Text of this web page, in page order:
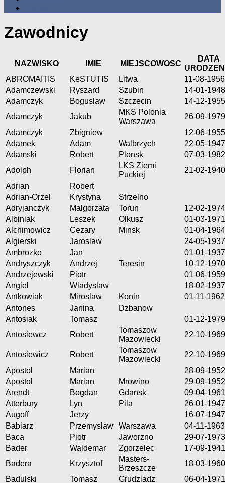
Zawodnicy
NAZWISKO IMIE MIEJSCOWOSC
DATA
ABROMAITIS
KeSTUTIS Litwa
11-08-1956
Adamczewski
Ryszard Szubin
14-01-1948
Adamczyk
Boguslaw Szczecin
14-12-1955
Adamczyk
Jakub
MKS Polonia
Warszawa
26-09-1979
Adamczyk
Zbigniew
12-06-1955
Adamek
Adam Walbrzych
22-05-1947
Adamski
Robert Plonsk
07-03-1982
Adolph
Florian
LKS Ziemi
Puckiej
21-02-1940
Adrian
Robert
Adrian-Orzel
Krystyna
Strzelno
Adryjanczyk
Malgorzata Torun
12-02-1974
Albiniak
Leszek Olkusz
01-03-1971
Alchimowicz
Cezary Minsk
01-04-1964
Algierski
Jaroslaw
24-05-1937
Ambrozko
Jan
01-01-1937
Andryszczyk
Andrzej Teresin
10-12-1970
Andrzejewski
Piotr
01-06-1959
Angiel
Wladyslaw
18-02-1937
Antkowiak
Miroslaw Konin
01-11-1962
Antones
Janina
Dzbanow
Antosiak
Tomasz
01-12-1979
Antosiewcz
Robert
Tomaszow
Mazowiecki
22-10-1969
Antosiewicz Robert
Tomaszow
Mazowiecki
22-10-1969
Apostol
Marian
28-09-1952
Apostol
Marian Mrowino
29-09-1952
Arendt
Bogdan Gdansk
09-04-1961
Atterbury
Lyn Pila
26-01-1947
Augoff
Jerzy
16-07-1947
Babiarz
Przemyslaw Warszawa
04-11-1963
Baca
Piotr Jaworzno
29-07-1973
Bader
Waldemar Zgorzelec
17-09-1941
Badera
Krzysztof
Masters-
Brzeszcze
18-03-1960
Badulski
Tomasz Grudziadz
06-04-1971